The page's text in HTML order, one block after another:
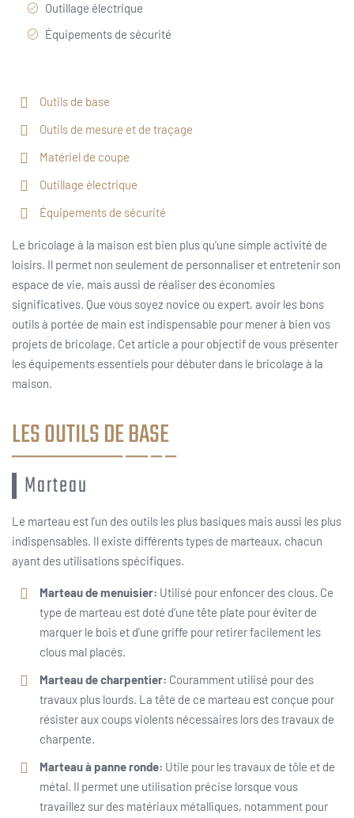
Outillage électrique
Équipements de sécurité
Outils de base
Outils de mesure et de traçage
Matériel de coupe
Outillage électrique
Équipements de sécurité
Le bricolage à la maison est bien plus qu’une simple activité de
loisirs. Il permet non seulement de personnaliser et entretenir son
espace de vie, mais aussi de réaliser des économies
significatives. Que vous soyez novice ou expert, avoir les bons
outils à portée de main est indispensable pour mener à bien vos
projets de bricolage. Cet article a pour objectif de vous présenter
les équipements essentiels pour débuter dans le bricolage à la
maison.
LES OUTILS DE BASE
Marteau
Le marteau est l’un des outils les plus basiques mais aussi les plus
indispensables. Il existe différents types de marteaux, chacun
ayant des utilisations spécifiques.
Marteau de menuisier: Utilisé pour enfoncer des clous. Ce
type de marteau est doté d’une tête plate pour éviter de
marquer le bois et d’une griffe pour retirer facilement les
clous mal placés.
Marteau de charpentier: Couramment utilisé pour des
travaux plus lourds. La tête de ce marteau est conçue pour
résister aux coups violents nécessaires lors des travaux de
charpente.
Marteau à panne ronde: Utile pour les travaux de tôle et de
métal. Il permet une utilisation précise lorsque vous
travaillez sur des matériaux métalliques, notamment pour